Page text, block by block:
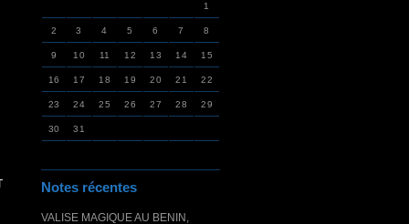
1
2 3 4 5 6 7 8
9 10 11 12 13 14 15
16 17 18 19 20 21 22
23 24 25 26 27 28 29
30 31
Notes récentes
VALISE MAGIQUE AU BENIN,